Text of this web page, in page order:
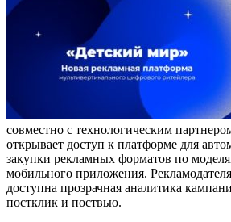
совместно с технологическим
открывает доступ к платформе для
закупки рекламных форматов по
мобильного приложения.
доступна прозрачная аналитика
постклик и поствью.